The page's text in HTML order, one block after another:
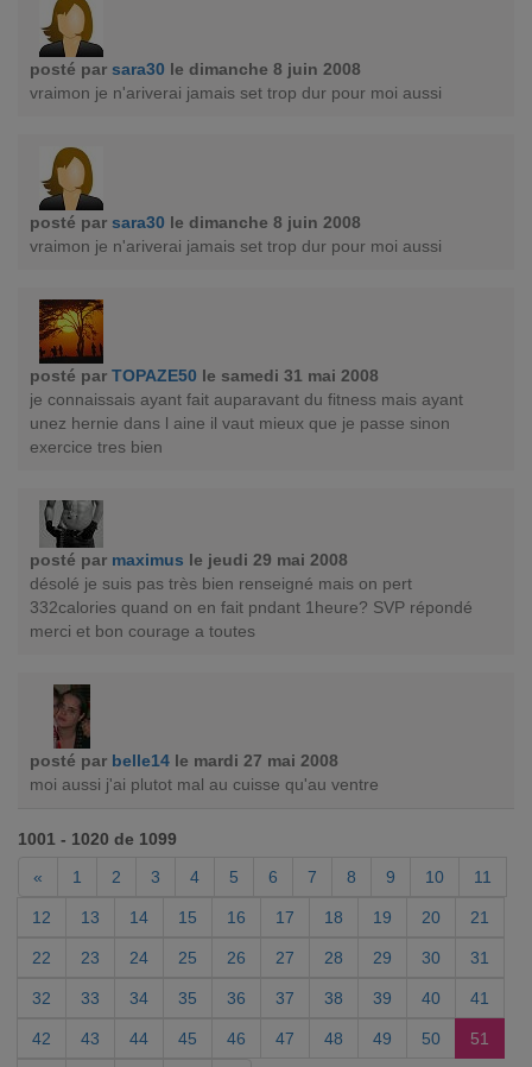
posté par sara30 le dimanche 8 juin 2008
vraimon je n'ariverai jamais set trop dur pour moi aussi
posté par sara30 le dimanche 8 juin 2008
vraimon je n'ariverai jamais set trop dur pour moi aussi
posté par TOPAZE50 le samedi 31 mai 2008
je connaissais ayant fait auparavant du fitness mais ayant
unez hernie dans l aine il vaut mieux que je passe sinon
exercice tres bien
posté par maximus le jeudi 29 mai 2008
désolé je suis pas très bien renseigné mais on pert
332calories quand on en fait pndant 1heure? SVP répondé
merci et bon courage a toutes
posté par belle14 le mardi 27 mai 2008
moi aussi j'ai plutot mal au cuisse qu'au ventre
1001 - 1020 de 1099
«
1 2 3 4 5 6 7 8 9 10 11
12 13 14 15 16 17 18 19 20 21
22 23 24 25 26 27 28 29 30 31
32 33 34 35 36 37 38 39 40 41
42 43 44 45 46 47 48 49 50 51